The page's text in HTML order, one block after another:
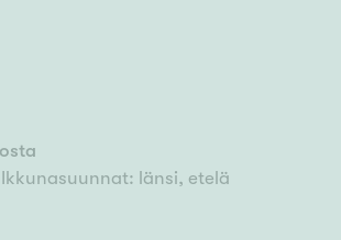
länsi, etelä